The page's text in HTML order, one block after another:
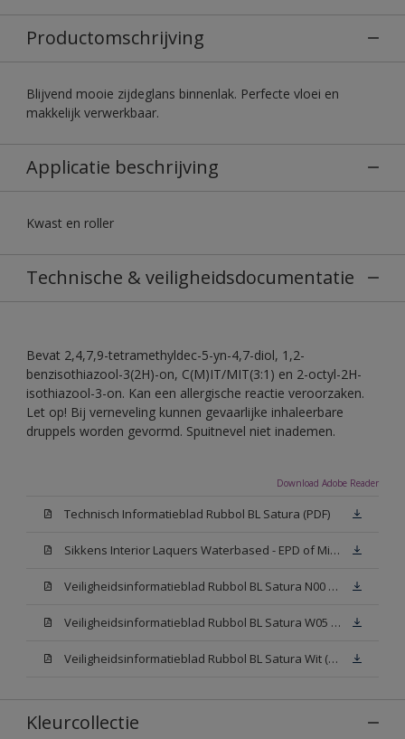
Productomschrijving
Blijvend mooie zijdeglans binnenlak. Perfecte vloei en
makkelijk verwerkbaar.
Applicatie beschrijving
Kwast en roller
Technische & veiligheidsdocumentatie
Bevat 2,4,7,9-tetramethyldec-5-yn-4,7-diol, 1,2-
benzisothiazool-3(2H)-on, C(M)IT/MIT(3:1) en 2-octyl-2H-
isothiazool-3-on. Kan een allergische reactie veroorzaken.
Let op! Bij verneveling kunnen gevaarlijke inhaleerbare
druppels worden gevormd. Spuitnevel niet inademen.
Download Adobe Reader
Technisch Informatieblad Rubbol BL Satura (PDF)
Sikkens Interior Laquers Waterbased - EPD of Milieuproductverklaring
Veiligheidsinformatieblad Rubbol BL Satura N00 (MSDS)
Veiligheidsinformatieblad Rubbol BL Satura W05 (MSDS)
Veiligheidsinformatieblad Rubbol BL Satura Wit (MSDS)
Kleurcollectie